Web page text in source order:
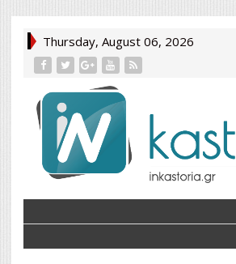
Thursday, August 06, 2026